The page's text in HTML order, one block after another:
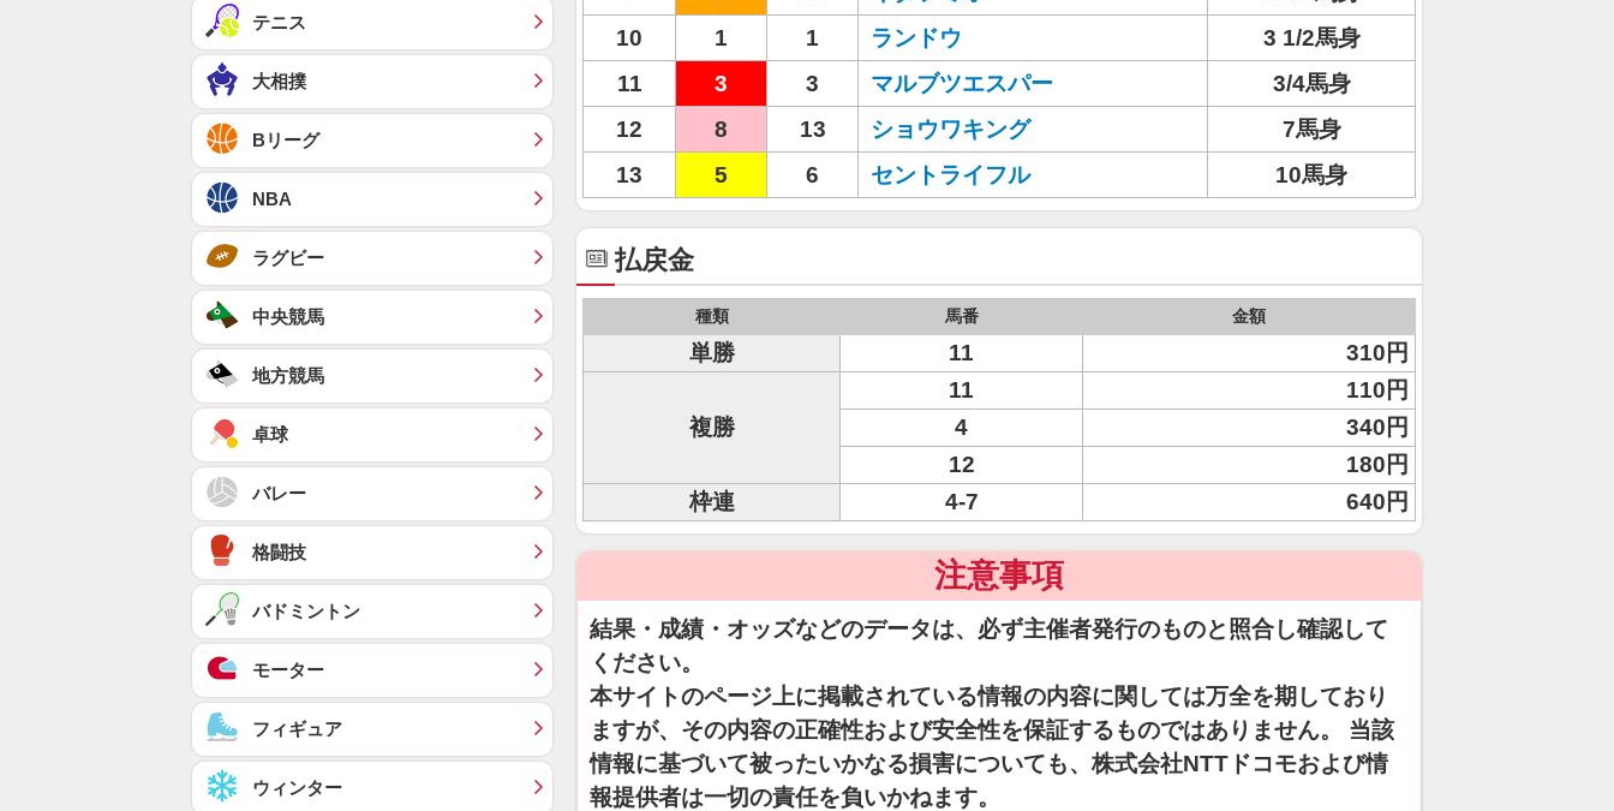
10
1 1 ランドウ
3 1/2馬身
11
3 3 マルブツエスパー
3/4馬身
12
8 13 ショウワキング
7馬身
13
5 6 セントライフル 10馬身
払戻金
種類 馬番 金額
単勝 11 310円
複勝
11
110円
4
340円
12
180円
枠連
4-7 640円
注意事項
結果・成績・オッズなどのデータは、必ず主催者発行のものと照合し確認して
ください。
本サイトのページ上に掲載されている情報の内容に関しては万全を期しており
ますが、その内容の正確性および安全性を保証するものではありません。 当該
情報に基づいて被ったいかなる損害についても、株式会社NTTドコモおよび情
報提供者は一切の責任を負いかねます。
テニス
大相撲
Bリーグ
NBA
ラグビー
中央競馬
地方競馬
卓球
バレー
格闘技
バドミントン
モーター
フィギュア
ウィンター